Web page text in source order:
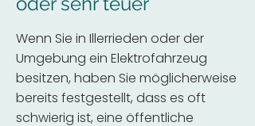
Wenn Sie in Illerrieden oder der
Umgebung ein Elektrofahrzeug
besitzen, haben Sie möglicherweise
bereits festgestellt, dass es oft
schwierig ist, eine öffentliche